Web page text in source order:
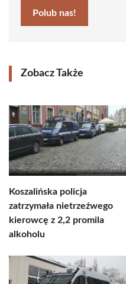
Polub nas!
Zobacz Także
Koszalińska policja
zatrzymała nietrzeźwego
kierowcę z 2,2 promila
alkoholu